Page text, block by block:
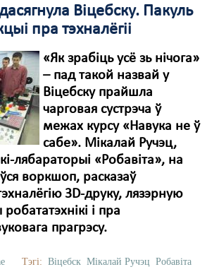
Віцебску. Пакуль
пра тэхналёгіі
«Як зрабіць усё зь нічога»
– пад такой назвай у
Віцебску прайшла
чарговая сустрэча ў
межах курсу «Навука не ў
сабе». Мікалай Ручэц,
лябараторыі «Робавіта», на
воркшоп, расказаў
3D-друку, лязэрную
і пра
прагрэсу.
Тэгі: Віцебск Мікалай Ручэц Робавіта